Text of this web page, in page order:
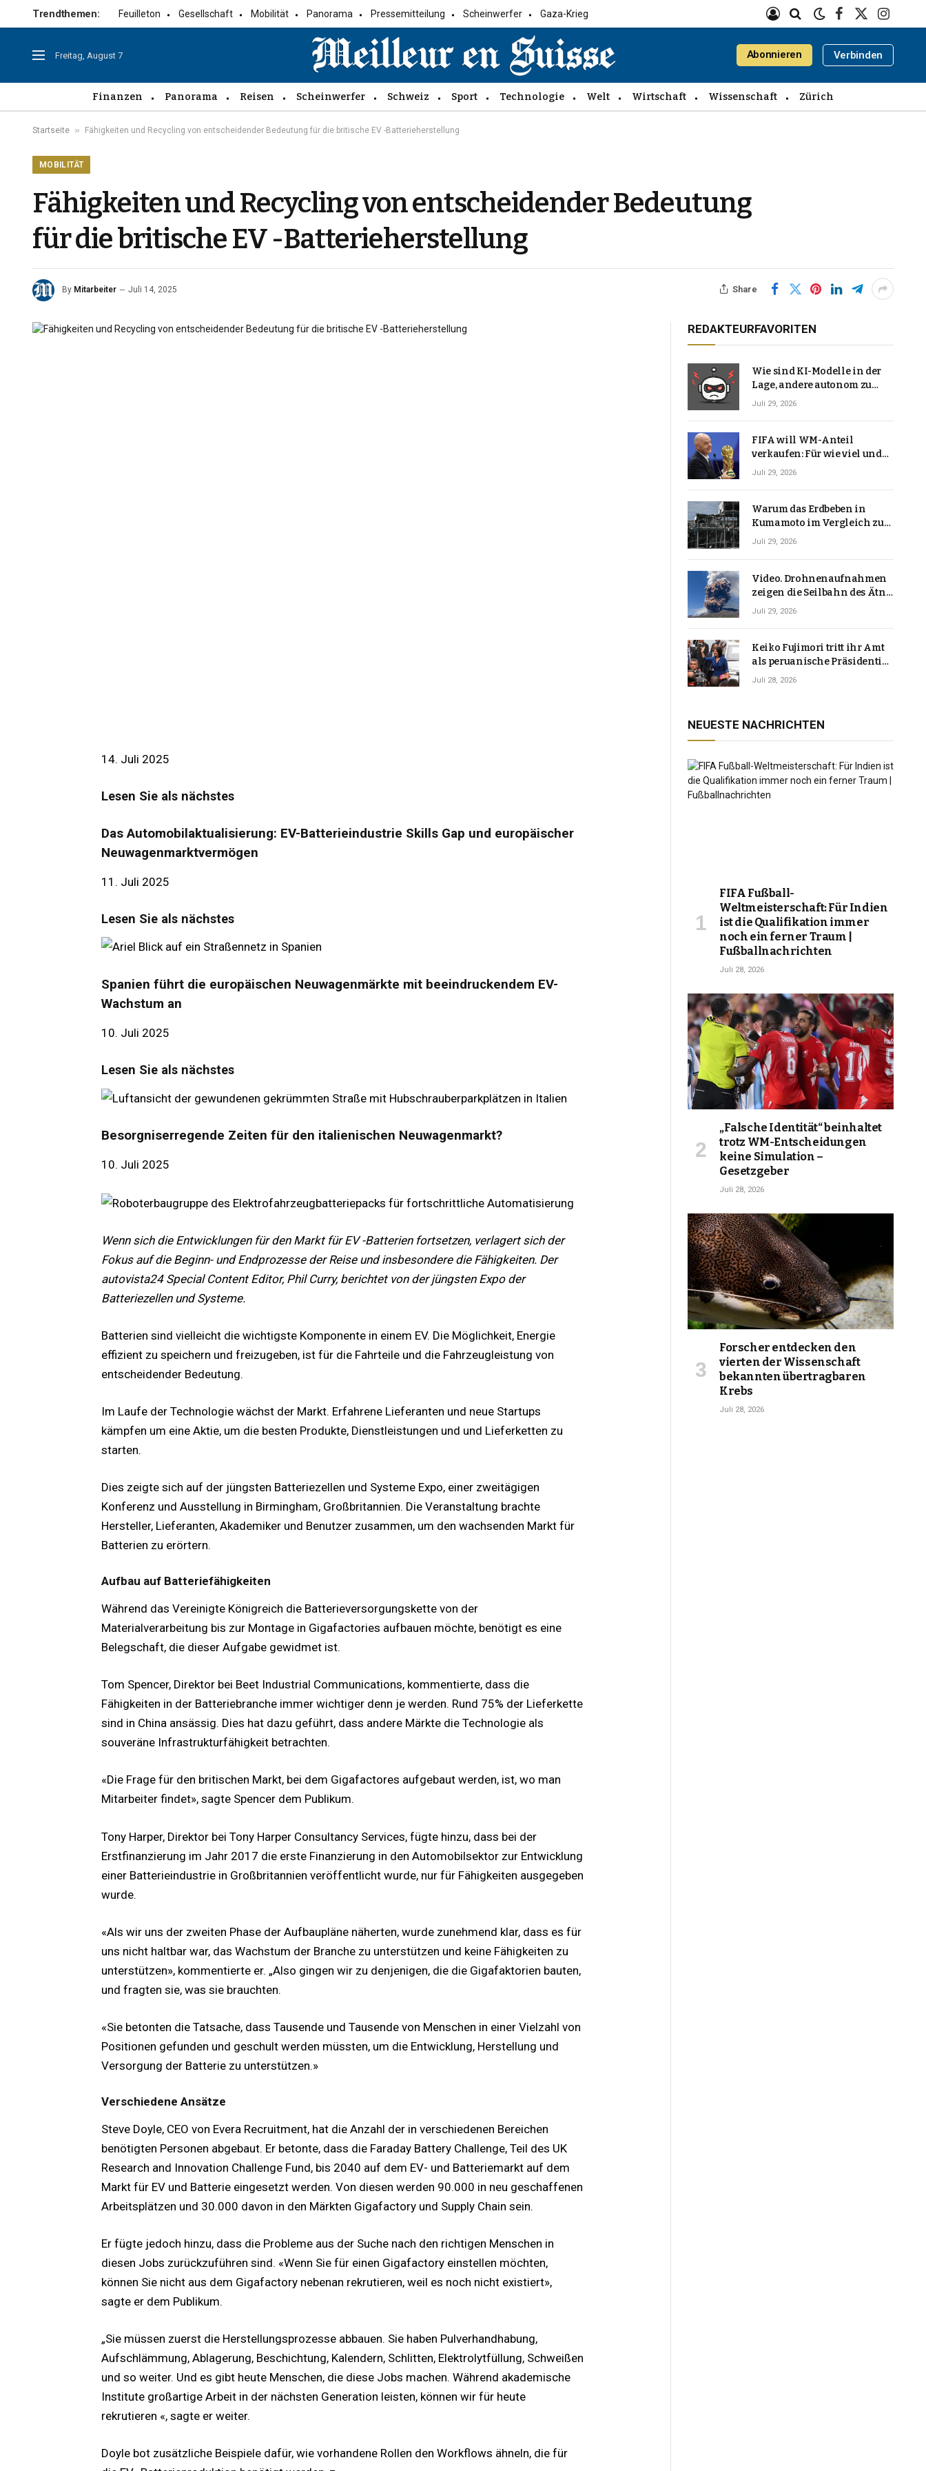
Trendthemen: Feuilleton Gesellschaft Mobilität Panorama Pressemitteilung Scheinwerfer Gaza-Krieg
Facebook
X
Freitag, August 7 Abonnieren Verbinden
Finanzen Panorama Reisen Scheinwerfer Schweiz Sport Technologie Welt Wirtschaft Wissenschaft Zürich
Startseite » Fähigkeiten und Recycling von entscheidender Bedeutung für die britische EV -Batterieherstellung
MOBILITÄT
Fähigkeiten und Recycling von entscheidender Bedeutung
für die britische EV -Batterieherstellung
By Mitarbeiter Juli 14, 2025 Share
14. Juli 2025
Lesen Sie als nächstes
Das Automobilaktualisierung: EV-Batterieindustrie Skills Gap und europäischer
Neuwagenmarktvermögen
11. Juli 2025
Lesen Sie als nächstes
Spanien führt die europäischen Neuwagenmärkte mit beeindruckendem EV-
Wachstum an
10. Juli 2025
Lesen Sie als nächstes
Besorgniserregende Zeiten für den italienischen Neuwagenmarkt?
10. Juli 2025
Wenn sich die Entwicklungen für den Markt für EV -Batterien fortsetzen, verlagert sich der
Fokus auf die Beginn- und Endprozesse der Reise und insbesondere die Fähigkeiten. Der
autovista24 Special Content Editor, Phil Curry, berichtet von der jüngsten Expo der
Batteriezellen und Systeme.
Batterien sind vielleicht die wichtigste Komponente in einem EV. Die Möglichkeit, Energie
effizient zu speichern und freizugeben, ist für die Fahrteile und die Fahrzeugleistung von
entscheidender Bedeutung.
Im Laufe der Technologie wächst der Markt. Erfahrene Lieferanten und neue Startups
kämpfen um eine Aktie, um die besten Produkte, Dienstleistungen und und Lieferketten zu
starten.
Dies zeigte sich auf der jüngsten Batteriezellen und Systeme Expo, einer zweitägigen
Konferenz und Ausstellung in Birmingham, Großbritannien. Die Veranstaltung brachte
Hersteller, Lieferanten, Akademiker und Benutzer zusammen, um den wachsenden Markt für
Batterien zu erörtern.
Aufbau auf Batteriefähigkeiten
Während das Vereinigte Königreich die Batterieversorgungskette von der
Materialverarbeitung bis zur Montage in Gigafactories aufbauen möchte, benötigt es eine
Belegschaft, die dieser Aufgabe gewidmet ist.
Tom Spencer, Direktor bei Beet Industrial Communications, kommentierte, dass die
Fähigkeiten in der Batteriebranche immer wichtiger denn je werden. Rund 75% der Lieferkette
sind in China ansässig. Dies hat dazu geführt, dass andere Märkte die Technologie als
souveräne Infrastrukturfähigkeit betrachten.
«Die Frage für den britischen Markt, bei dem Gigafactores aufgebaut werden, ist, wo man
Mitarbeiter findet», sagte Spencer dem Publikum.
Tony Harper, Direktor bei Tony Harper Consultancy Services, fügte hinzu, dass bei der
Erstfinanzierung im Jahr 2017 die erste Finanzierung in den Automobilsektor zur Entwicklung
einer Batterieindustrie in Großbritannien veröffentlicht wurde, nur für Fähigkeiten ausgegeben
wurde.
«Als wir uns der zweiten Phase der Aufbaupläne näherten, wurde zunehmend klar, dass es für
uns nicht haltbar war, das Wachstum der Branche zu unterstützen und keine Fähigkeiten zu
unterstützen», kommentierte er. „Also gingen wir zu denjenigen, die die Gigafaktorien bauten,
und fragten sie, was sie brauchten.
«Sie betonten die Tatsache, dass Tausende und Tausende von Menschen in einer Vielzahl von
Positionen gefunden und geschult werden müssten, um die Entwicklung, Herstellung und
Versorgung der Batterie zu unterstützen.»
Verschiedene Ansätze
Steve Doyle, CEO von Evera Recruitment, hat die Anzahl der in verschiedenen Bereichen
benötigten Personen abgebaut. Er betonte, dass die Faraday Battery Challenge, Teil des UK
Research and Innovation Challenge Fund, bis 2040 auf dem EV- und Batteriemarkt auf dem
Markt für EV und Batterie eingesetzt werden. Von diesen werden 90.000 in neu geschaffenen
Arbeitsplätzen und 30.000 davon in den Märkten Gigafactory und Supply Chain sein.
Er fügte jedoch hinzu, dass die Probleme aus der Suche nach den richtigen Menschen in
diesen Jobs zurückzuführen sind. «Wenn Sie für einen Gigafactory einstellen möchten,
können Sie nicht aus dem Gigafactory nebenan rekrutieren, weil es noch nicht existiert»,
sagte er dem Publikum.
„Sie müssen zuerst die Herstellungsprozesse abbauen. Sie haben Pulverhandhabung,
Aufschlämmung, Ablagerung, Beschichtung, Kalendern, Schlitten, Elektrolytfüllung, Schweißen
und so weiter. Und es gibt heute Menschen, die diese Jobs machen. Während akademische
Institute großartige Arbeit in der nächsten Generation leisten, können wir für heute
rekrutieren «, sagte er weiter.
Doyle bot zusätzliche Beispiele dafür, wie vorhandene Rollen den Workflows ähneln, die für
REDAKTEURFAVORITEN
Wie sind KI-Modelle in der
Lage, andere autonom zu
hacken? | Technologie-News
Juli 29, 2026
FIFA will WM-Anteil
verkaufen: Für wie viel und
warum macht Gianni
Juli 29, 2026
Warum das Erdbeben in
Kumamoto im Vergleich zu
den meisten Erdbeben, die
Juli 29, 2026
Video. Drohnenaufnahmen
zeigen die Seilbahn des Ätna
über einer Vulkanlandschaft
Juli 29, 2026
Keiko Fujimori tritt ihr Amt
als peruanische Präsidentin
an und verspricht, das
Juli 28, 2026
NEUESTE NACHRICHTEN
FIFA Fußball-
Weltmeisterschaft: Für Indien
ist die Qualifikation immer
noch ein ferner Traum |
Fußballnachrichten
Juli 28, 2026
„Falsche Identität“ beinhaltet
trotz WM-Entscheidungen
keine Simulation –
Gesetzgeber
Juli 28, 2026
Forscher entdecken den
vierten der Wissenschaft
bekannten übertragbaren
Krebs
Juli 28, 2026